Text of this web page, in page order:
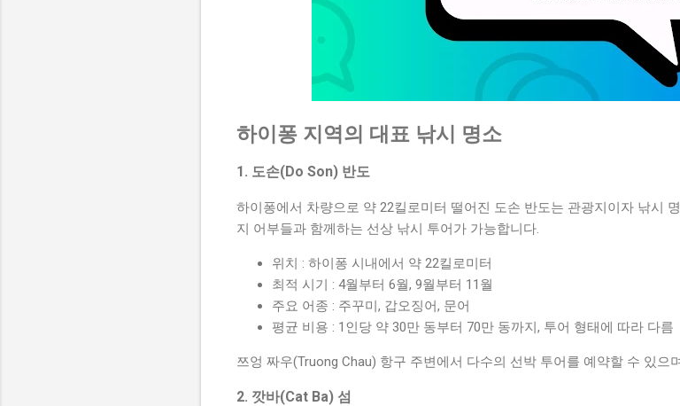
하이퐁 지역의 대표 낚시 명소
1. 도손(Do Son) 반도
하이퐁에서 차량으로 약 22킬로미터 떨어진 도손 반도는 관광지이자 낚시
지 어부들과 함께하는 선상 낚시 투어가 가능합니다.
위치 : 하이퐁 시내에서 약 22킬로미터
최적 시기 : 4월부터 6월, 9월부터 11월
주요 어종 : 주꾸미, 갑오징어, 문어
평균 비용 : 1인당 약 30만 동부터 70만 동까지, 투어 형태에 따라 다름
쯔엉 짜우(Truong Chau) 항구 주변에서 다수의 선박 투어를 예약할 수 있으
2. 깟바(Cat Ba) 섬